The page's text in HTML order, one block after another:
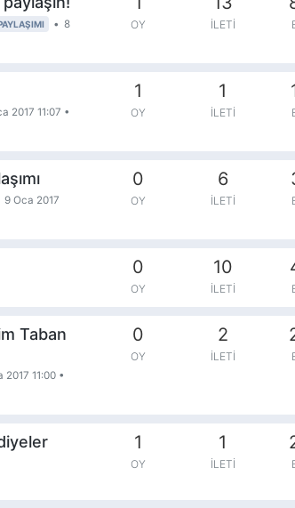
• 8
OY İLETI
2017 11:07 •
1
OY
1
İLETI
9 Oca 2017
0
OY
6
İLETI
0
OY
10
İLETI
Taban
2017 11:00 •
0
OY
2
İLETI
1
OY
1
İLETI